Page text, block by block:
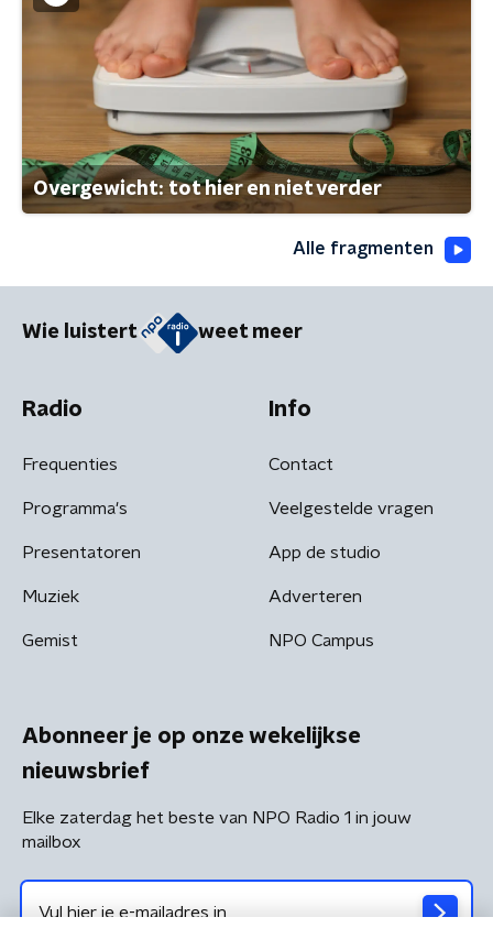
Overgewicht: tot hier en niet verder
Alle fragmenten
Wie luistert weet meer
Radio
Frequenties
Programma's
Presentatoren
Muziek
Gemist
Info
Contact
Veelgestelde vragen
App de studio
Adverteren
NPO Campus
Abonneer je op onze wekelijkse
nieuwsbrief
Elke zaterdag het beste van NPO Radio 1 in jouw
mailbox